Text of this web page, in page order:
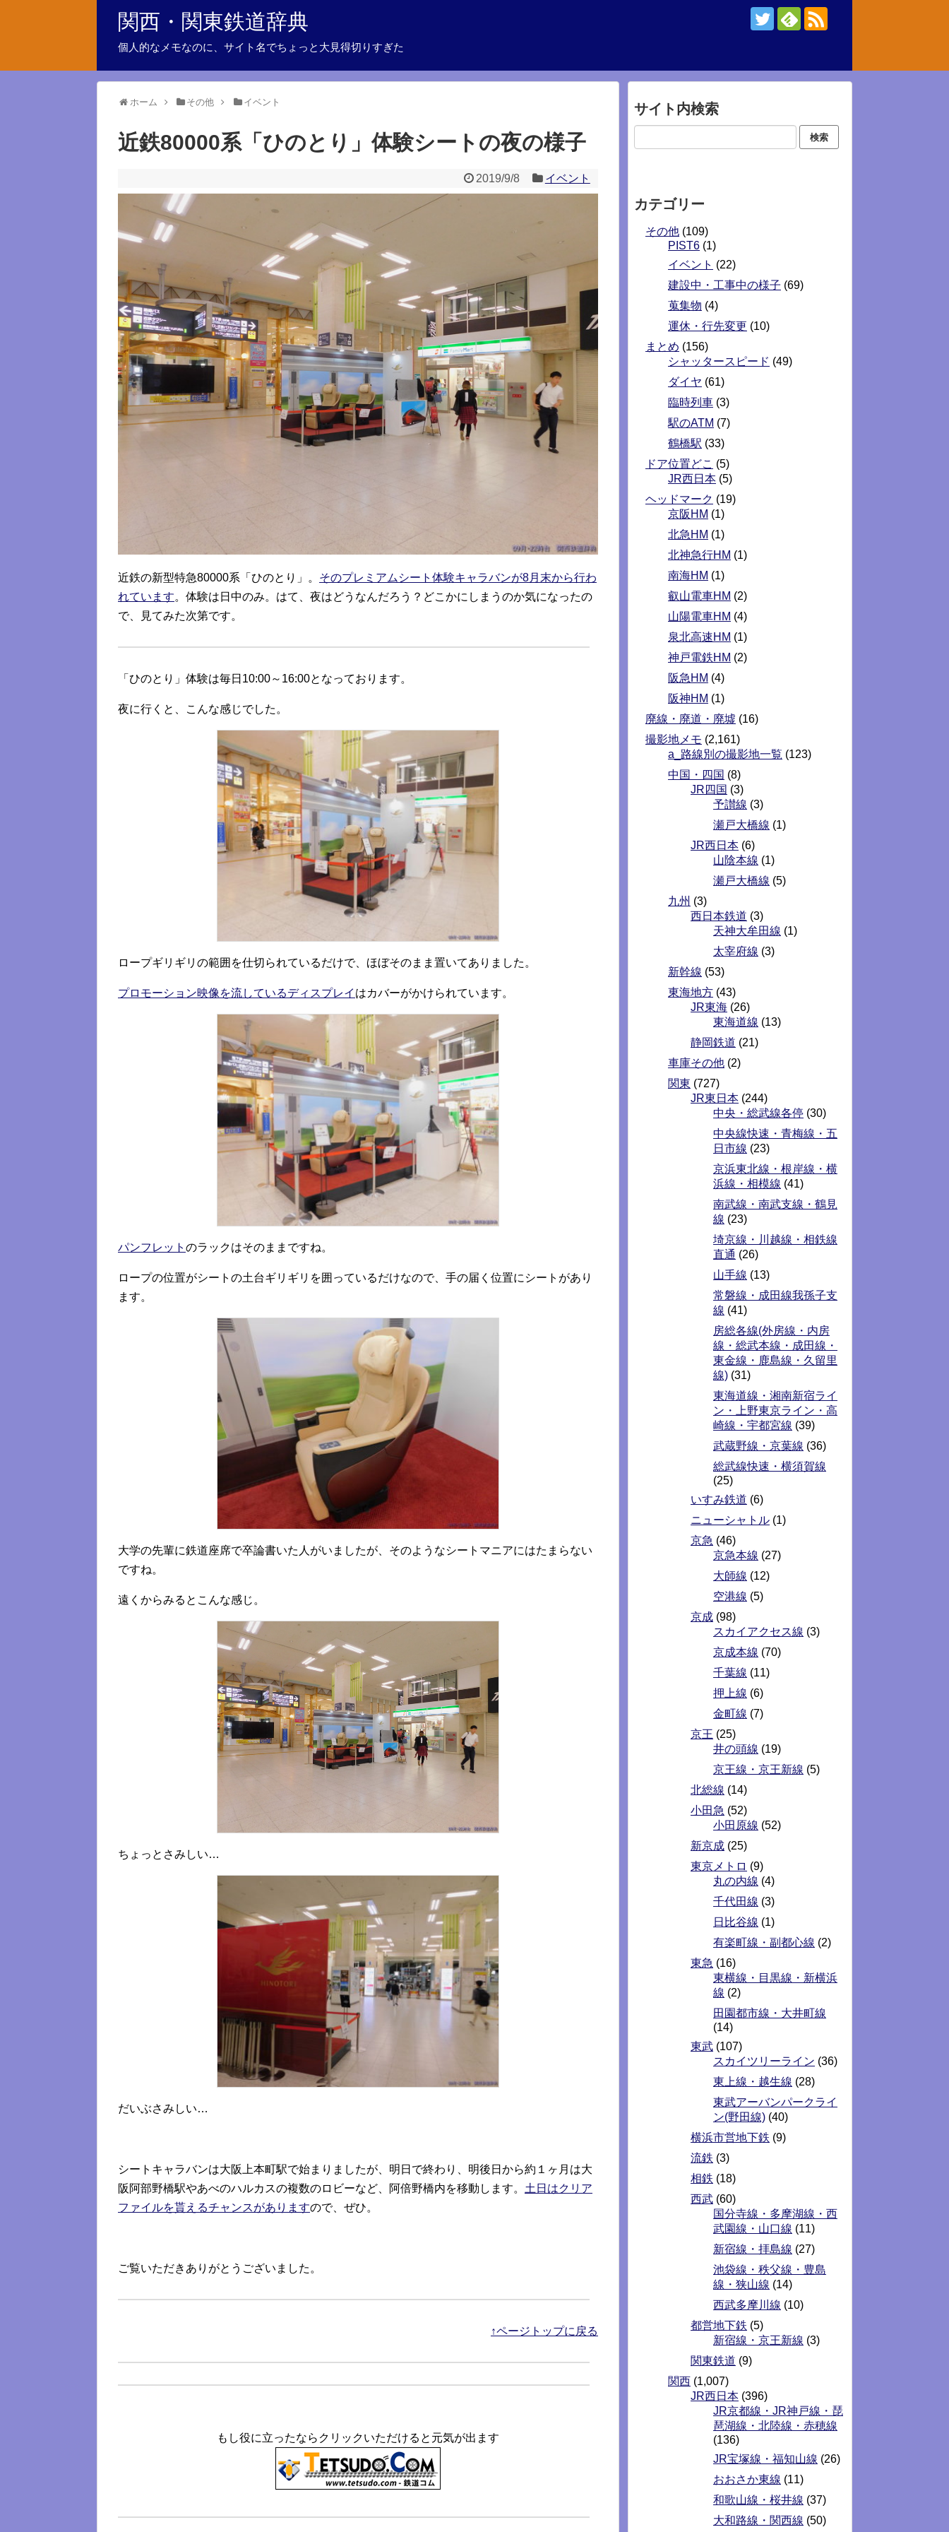
関西・関東鉄道辞典
個人的なメモなのに、サイト名でちょっと大見得切りすぎた
ホーム その他 イベント
近鉄80000系「ひのとり」体験シートの夜の様子
2019/9/8 イベント
近鉄の新型特急80000系「ひのとり」。 そのプレミアムシート体験キャラバンが8月末から行わ
れています。体験は日中のみ。はて、夜はどうなんだろう？どこかにしまうのか気になったの
で、見てみた次第です。
「ひのとり」体験は毎日10:00～16:00となっております。
夜に行くと、こんな感じでした。
ロープギリギリの範囲を仕切られているだけで、ほぼそのまま置いてありました。
プロモーション映像を流しているディスプレイ はカバーがかけられています。
パンフレット のラックはそのままですね。
ロープの位置がシートの土台ギリギリを囲っているだけなので、手の届く位置にシートがあり
ます。
大学の先輩に鉄道座席で卒論書いた人がいましたが、そのようなシートマニアにはたまらない
ですね。
遠くからみるとこんな感じ。
ちょっとさみしい…
だいぶさみしい…
シートキャラバンは大阪上本町駅で始まりましたが、明日で終わり、明後日から約１ヶ月は大
阪阿部野橋駅やあべのハルカスの複数のロビーなど、阿倍野橋内を移動します。 土日はクリア
ファイルを貰えるチャンスがありますので、ぜひ。
ご覧いただきありがとうございました。
↑ページトップに戻る
もし役に立ったならクリックいただけると元気が出ます
サイト内検索
カテゴリー
その他 (109)
PIST6 (1)
イベント (22)
建設中・工事中の様子 (69)
蒐集物 (4)
運休・行先変更 (10)
まとめ (156)
シャッタースピード (49)
ダイヤ (61)
臨時列車 (3)
駅のATM (7)
鶴橋駅 (33)
ドア位置どこ (5)
JR西日本 (5)
ヘッドマーク (19)
京阪HM (1)
北急HM (1)
北神急行HM (1)
南海HM (1)
叡山電車HM (2)
山陽電車HM (4)
泉北高速HM (1)
神戸電鉄HM (2)
阪急HM (4)
阪神HM (1)
廃線・廃道・廃墟 (16)
撮影地メモ (2,161)
a_路線別の撮影地一覧 (123)
中国・四国 (8)
JR四国 (3)
予讃線 (3)
瀬戸大橋線 (1)
JR西日本 (6)
山陰本線 (1)
瀬戸大橋線 (5)
九州 (3)
西日本鉄道 (3)
天神大牟田線 (1)
太宰府線 (3)
新幹線 (53)
東海地方 (43)
JR東海 (26)
東海道線 (13)
静岡鉄道 (21)
車庫その他 (2)
関東 (727)
JR東日本 (244)
中央・総武線各停 (30)
中央線快速・青梅線・五
日市線 (23)
京浜東北線・根岸線・横
浜線・相模線 (41)
南武線・南武支線・鶴見
線 (23)
埼京線・川越線・相鉄線
直通 (26)
山手線 (13)
常磐線・成田線我孫子支
線 (41)
房総各線(外房線・内房
線・総武本線・成田線・
東金線・鹿島線・久留里
線) (31)
東海道線・湘南新宿ライ
ン・上野東京ライン・高
崎線・宇都宮線 (39)
武蔵野線・京葉線 (36)
総武線快速・横須賀線
(25)
いすみ鉄道 (6)
ニューシャトル (1)
京急 (46)
京急本線 (27)
大師線 (12)
空港線 (5)
京成 (98)
スカイアクセス線 (3)
京成本線 (70)
千葉線 (11)
押上線 (6)
金町線 (7)
京王 (25)
井の頭線 (19)
京王線・京王新線 (5)
北総線 (14)
小田急 (52)
小田原線 (52)
新京成 (25)
東京メトロ (9)
丸の内線 (4)
千代田線 (3)
日比谷線 (1)
有楽町線・副都心線 (2)
東急 (16)
東横線・目黒線・新横浜
線 (2)
田園都市線・大井町線
(14)
東武 (107)
スカイツリーライン (36)
東上線・越生線 (28)
東武アーバンパークライ
ン(野田線) (40)
横浜市営地下鉄 (9)
流鉄 (3)
相鉄 (18)
西武 (60)
国分寺線・多摩湖線・西
武園線・山口線 (11)
新宿線・拝島線 (27)
池袋線・秩父線・豊島
線・狭山線 (14)
西武多摩川線 (10)
都営地下鉄 (5)
新宿線・京王新線 (3)
関東鉄道 (9)
関西 (1,007)
JR西日本 (396)
JR京都線・JR神戸線・琵
琶湖線・北陸線・赤穂線
(136)
JR宝塚線・福知山線 (26)
おおさか東線 (11)
和歌山線・桜井線 (37)
大和路線・関西線 (50)